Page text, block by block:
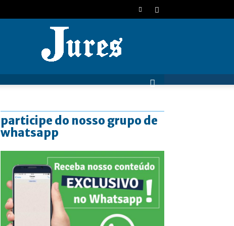
participe do nosso grupo de
whatsapp